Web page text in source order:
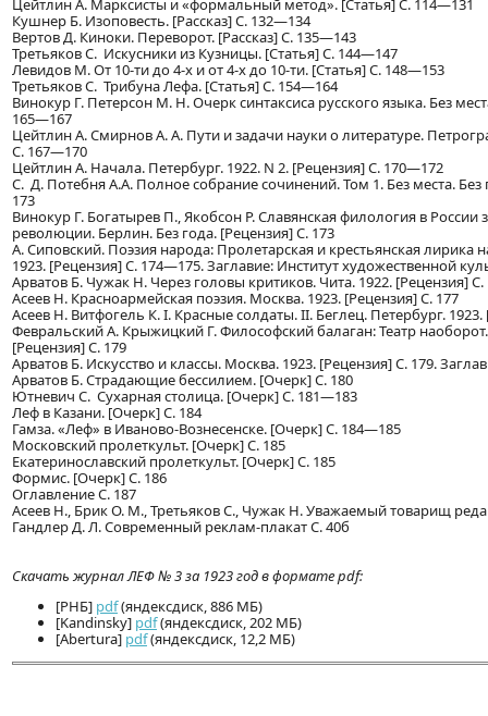
Цейтлин А. Марксисты и «формальный метод». [Статья] С. 114—131
Кушнер Б. Изоповесть. [Рассказ] С. 132—134
Вертов Д. Киноки. Переворот. [Рассказ] С. 135—143
Третьяков С. Искусники из Кузницы. [Статья] С. 144—147
Левидов М. От 10-ти до 4-х и от 4-х до 10-ти. [Статья] С. 148—153
Третьяков С. Трибуна Лефа. [Статья] С. 154—164
Винокур Г. Петерсон М. Н. Очерк синтаксиса русского языка. Без
165—167
Цейтлин А. Смирнов А. А. Пути и задачи науки о литературе.
С. 167—170
Цейтлин А. Начала. Петербург. 1922. N 2. [Рецензия] С. 170—172
С. Д. Потебня А.А. Полное собрание сочинений. Том 1. Без места.
173
Винокур Г. Богатырев П., Якобсон Р. Славянская филология в России
революции. Берлин. Без года. [Рецензия] С. 173
А. Сиповский. Поэзия народа: Пролетарская и крестьянская лирика
1923. [Рецензия] С. 174—175. Заглавие: Институт художественной
Арватов Б. Чужак Н. Через головы критиков. Чита. 1922. [Рецензия] С.
Асеев Н. Красноармейская поэзия. Москва. 1923. [Рецензия] С. 177
Асеев Н. Витфогель К. I. Красные солдаты. II. Беглец. Петербург.
Февральский А. Крыжицкий Г. Философский балаган: Театр наоборот.
[Рецензия] С. 179
Арватов Б. Искусство и классы. Москва. 1923. [Рецензия] С. 179.
Арватов Б. Страдающие бессилием. [Очерк] С. 180
Ютневич С. Сухарная столица. [Очерк] С. 181—183
Леф в Казани. [Очерк] С. 184
Гамза. «Леф» в Иваново-Вознесенске. [Очерк] С. 184—185
Московский пролеткульт. [Очерк] С. 185
Екатеринославский пролеткульт. [Очерк] С. 185
Формис. [Очерк] С. 186
Оглавление С. 187
Асеев Н., Брик О. М., Третьяков С., Чужак Н. Уважаемый товарищ
Гандлер Д. Л. Современный реклам-плакат С. 40б
Скачать журнал ЛЕФ № 3 за 1923 год в формате pdf:
[РНБ] pdf(яндексдиск, 886 МБ)
[Kandinsky] pdf(яндексдиск, 202 МБ)
[Abertura] pdf(яндексдиск, 12,2 МБ)